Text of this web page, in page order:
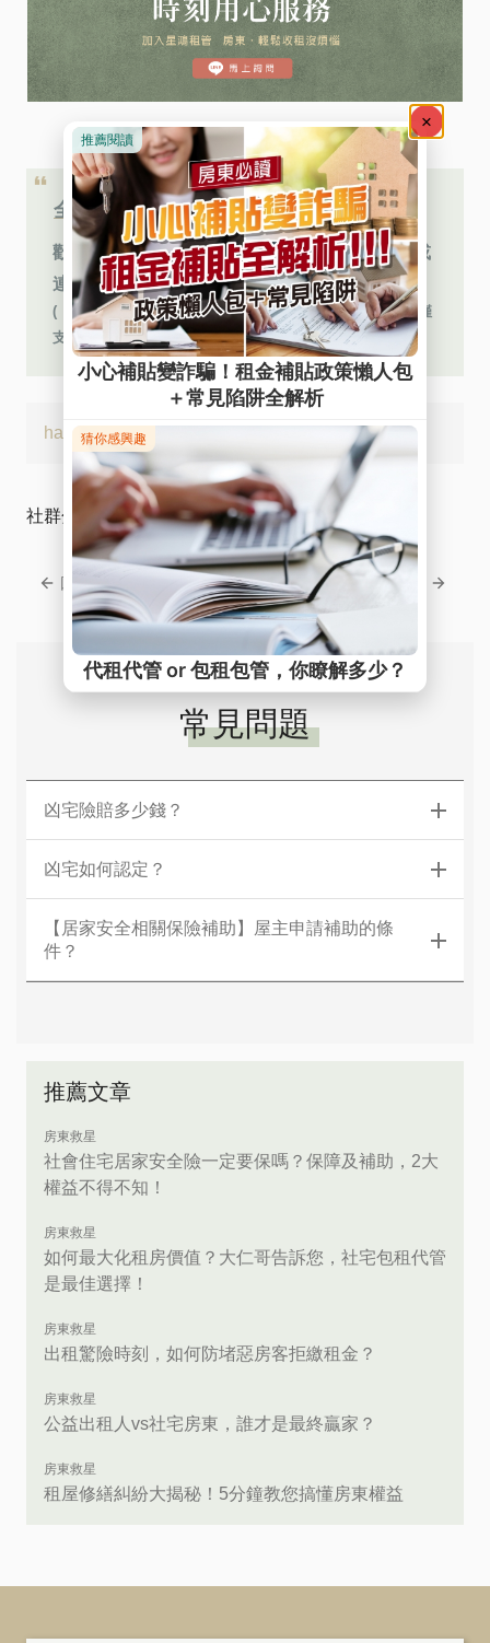
全台服務據點👆
歡迎來電 0809-092-122
免費諮詢，或
連繫您的專員～期待您的來電
( ※免費客服網路電話︰若使用 Iphone 手機撥打，目前僅
支援 Safari 瀏覽器 )
hashtags: #居家安全險
社群分享
回上一頁 回下一頁
常見問題
凶宅險賠多少錢？
凶宅如何認定？
【居家安全相關保險補助】屋主申請補助的條
件？
推薦文章
房東救星
社會住宅居家安全險一定要保嗎？保障及補助，2大
權益不得不知！
房東救星
如何最大化租房價值？大仁哥告訴您，社宅包租代管
是最佳選擇！
房東救星
出租驚險時刻，如何防堵惡房客拒繳租金？
房東救星
公益出租人vs社宅房東，誰才是最終贏家？
房東救星
租屋修繕糾紛大揭秘！5分鐘教您搞懂房東權益